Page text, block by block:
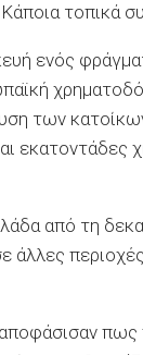
τοπικά
ενός
των
από τη
άλλες